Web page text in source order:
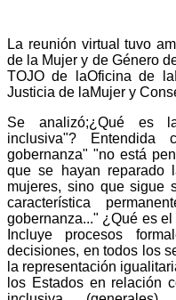
La reunión virtual tuvo
de la Mujer y de Género
TOJO de laOficina de
Justicia de laMujer y
Se analizó;¿Qué es
inclusiva"? Entendida
gobernanza" "no está
que se hayan reparado
mujeres, sino que sigue
característica
gobernanza..." ¿Qué es
Incluye procesos
decisiones, en todos los
la representación
los Estados en relación